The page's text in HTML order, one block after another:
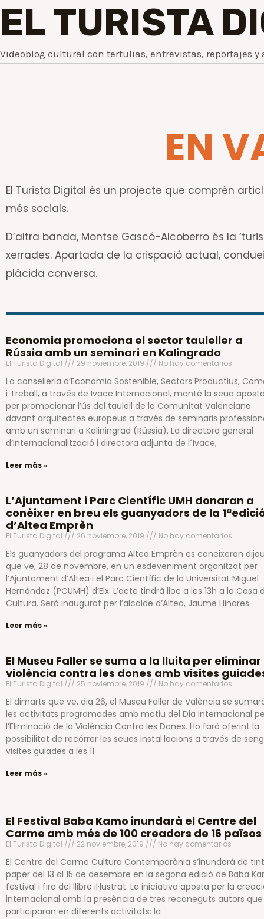
EL TURISTA
Videoblog cultural con tertulias, entrevistas, reportajes y
EN
El Turista Digital és un projecte que comprèn
més socials.
D’altra banda, Montse Gascó-Alcoberro és la
xerrades. Apartada de la crispació actual,
plàcida conversa.
Economia promociona el sector tauleller a
Rússia amb un seminari en Kalingrado
El Turista Digital 29 noviembre, 2019 No hay comentarios
La conselleria d’Economia Sostenible, Sectors Productius,
i Treball, a través de Ivace Internacional, manté la seua
per promocionar l’ús del taulell de la Comunitat Valenciana
davant arquitectes europeus a través de seminaris
amb un seminari a Kaliningrad (Rússia). La directora general
d’Internacionalització i directora adjunta de l´Ivace,
Leer más »
L’Ajuntament i Parc Científic UMH donaran a
conèixer en breu els guanyadors de la
d’Altea Emprèn
El Turista Digital 26 noviembre, 2019 No hay comentarios
Els guanyadors del programa Altea Emprèn es coneixeran
que ve, 28 de novembre, en un esdeveniment organitzat per
l’Ajuntament d’Altea i el Parc Científic de la Universitat Miguel
Hernández (PCUMH) d’Elx. L’acte tindrà lloc a les 13h a la Casa
Cultura. Serà inaugurat per l’alcalde d’Altea, Jaume Llinares
Leer más »
El Museu Faller se suma a la lluita per eliminar
violència contra les dones amb visites
El Turista Digital 25 noviembre, 2019 No hay comentarios
El dimarts que ve, dia 26, el Museu Faller de València se
les activitats programades amb motiu del Dia Internacional
l’Eliminació de la Violència Contra les Dones. Ho farà oferint la
possibilitat de recórrer les seues instal·lacions a través de
visites guiades a les 11
Leer más »
El Festival Baba Kamo inundarà el Centre del
Carme amb més de 100 creadors de 16 països
El Turista Digital 22 noviembre, 2019 No hay comentarios
El Centre del Carme Cultura Contemporània s’inundarà de
paper del 13 al 15 de desembre en la segona edició de Baba
festival i fira del llibre il·lustrat. La iniciativa aposta per la
internacional amb la presència de tres reconeguts autors que
participaran en diferents activitats: la